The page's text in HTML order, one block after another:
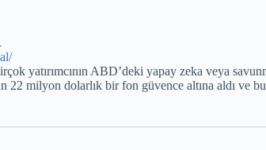
yatırımcının ABD’deki yapay zeka veya
milyon dolarlık bir fon güvence altına aldı ve